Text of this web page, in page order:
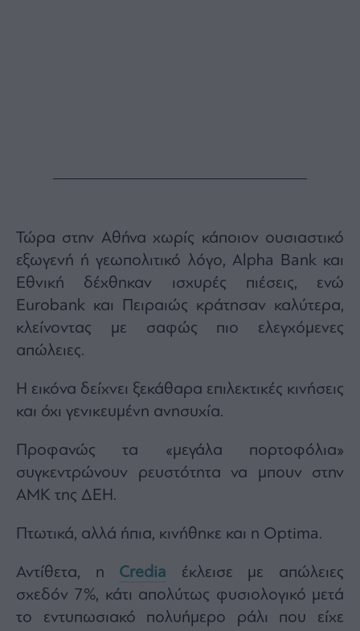
Τώρα στην Αθήνα χωρίς κάποιον ουσιαστικό
εξωγενή ή γεωπολιτικό λόγο, Alpha Bank και
Εθνική δέχθηκαν ισχυρές πιέσεις, ενώ
Eurobank και Πειραιώς κράτησαν καλύτερα,
κλείνοντας με σαφώς πιο ελεγχόμενες
απώλειες.
Η εικόνα δείχνει ξεκάθαρα επιλεκτικές κινήσεις
και όχι γενικευμένη ανησυχία.
Προφανώς τα «μεγάλα πορτοφόλια»
συγκεντρώνουν ρευστότητα να μπουν στην
ΑΜΚ της ΔΕΗ.
Πτωτικά, αλλά ήπια, κινήθηκε και η Optima.
Αντίθετα, η Credia έκλεισε με απώλειες
σχεδόν 7%, κάτι απολύτως φυσιολογικό μετά
το εντυπωσιακό πολυήμερο ράλι που είχε